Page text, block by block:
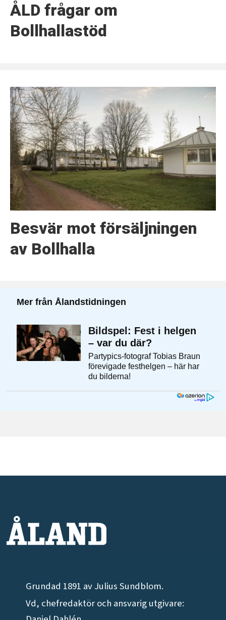
ÅLD frågar om
Bollhallastöd
Besvär mot försäljningen
av Bollhalla
Grundad 1891 av Julius Sundblom.
Vd, chefredaktör och ansvarig utgivare: